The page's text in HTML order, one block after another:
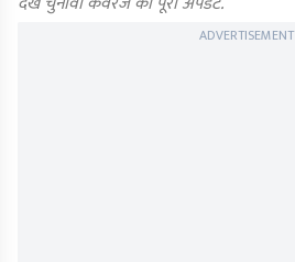
ADVERTISEMENT